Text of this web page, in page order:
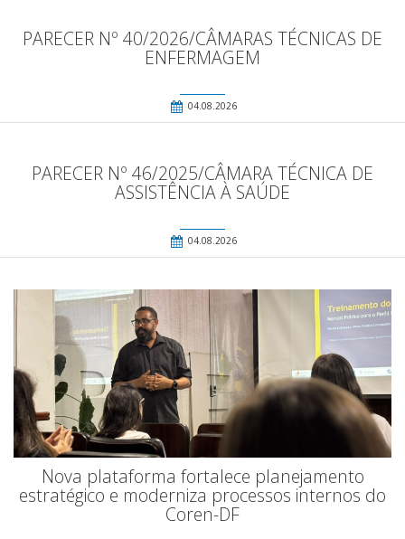
PARECER Nº 40/2026/CÂMARAS TÉCNICAS DE
ENFERMAGEM
04.08.2026
PARECER Nº 46/2025/CÂMARA TÉCNICA DE
ASSISTÊNCIA À SAÚDE
04.08.2026
Nova plataforma fortalece planejamento
estratégico e moderniza processos internos do
Coren-DF